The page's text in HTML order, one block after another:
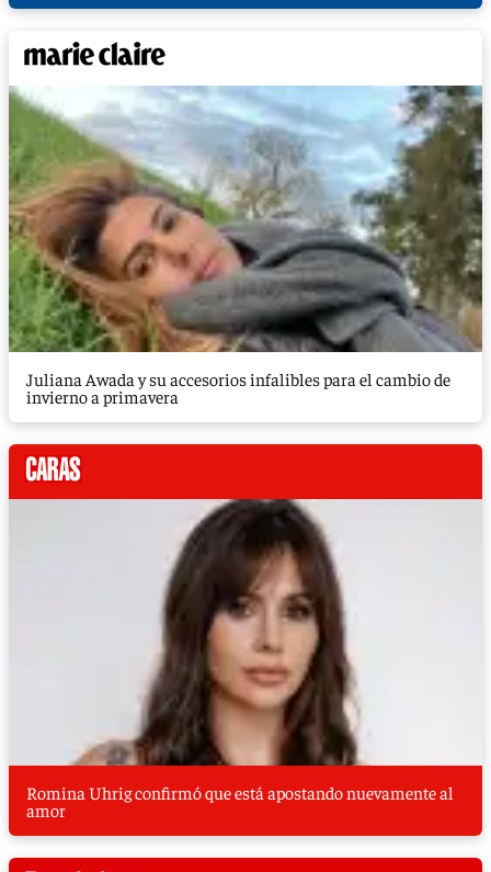
Juliana Awada y su accesorios infalibles para el cambio de
invierno a primavera
Romina Uhrig confirmó que está apostando nuevamente al
amor